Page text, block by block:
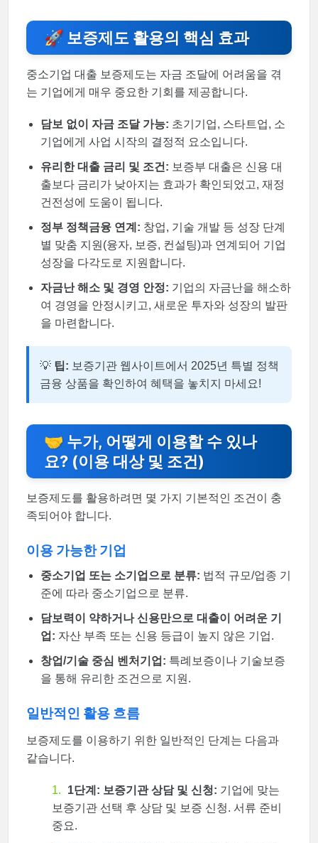
🚀 보증제도 활용의 핵심 효과
중소기업 대출 보증제도는 자금 조달에 어려움을 겪
는 기업에게 매우 중요한 기회를 제공합니다.
담보 없이 자금 조달 가능: 초기기업, 스타트업, 소
기업에게 사업 시작의 결정적 요소입니다.
유리한 대출 금리 및 조건: 보증부 대출은 신용 대
출보다 금리가 낮아지는 효과가 확인되었고, 재정
건전성에 도움이 됩니다.
정부 정책금융 연계: 창업, 기술 개발 등 성장 단계
별 맞춤 지원(융자, 보증, 컨설팅)과 연계되어 기업
성장을 다각도로 지원합니다.
자금난 해소 및 경영 안정: 기업의 자금난을 해소하
여 경영을 안정시키고, 새로운 투자와 성장의 발판
을 마련합니다.
💡 팁: 보증기관 웹사이트에서 2025년 특별 정책
금융 상품을 확인하여 혜택을 놓치지 마세요!
🤝 누가, 어떻게 이용할 수 있나
요? (이용 대상 및 조건)
보증제도를 활용하려면 몇 가지 기본적인 조건이 충
족되어야 합니다.
이용 가능한 기업
중소기업 또는 소기업으로 분류: 법적 규모/업종 기
준에 따라 중소기업으로 분류.
담보력이 약하거나 신용만으로 대출이 어려운 기
업: 자산 부족 또는 신용 등급이 높지 않은 기업.
창업/기술 중심 벤처기업: 특례보증이나 기술보증
을 통해 유리한 조건으로 지원.
일반적인 활용 흐름
보증제도를 이용하기 위한 일반적인 단계는 다음과
같습니다.
1단계: 보증기관 상담 및 신청: 기업에 맞는
보증기관 선택 후 상담 및 보증 신청. 서류 준비
중요.